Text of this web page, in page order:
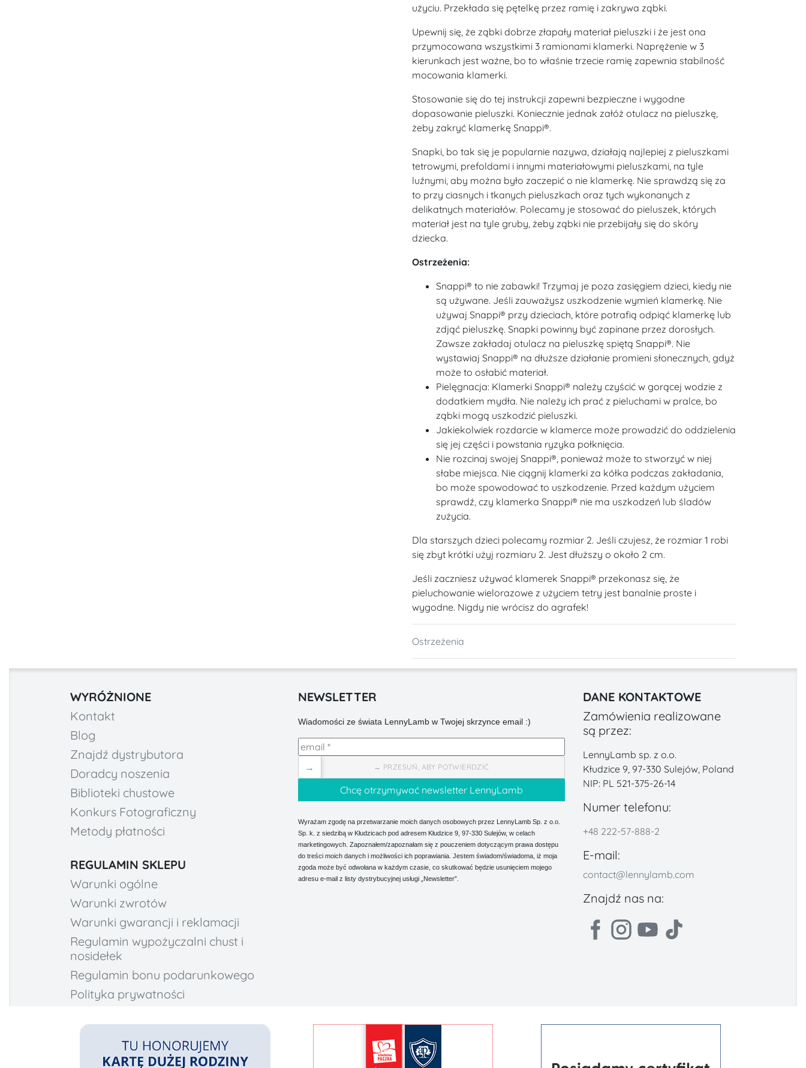
użyciu. Przekłada się pętelkę przez ramię i zakrywa ząbki.
Upewnij się, że ząbki dobrze złapały materiał pieluszki i że jest ona
przymocowana wszystkimi 3 ramionami klamerki. Naprężenie w 3
kierunkach jest ważne, bo to właśnie trzecie ramię zapewnia stabilność
mocowania klamerki.
Stosowanie się do tej instrukcji zapewni bezpieczne i wygodne
dopasowanie pieluszki. Koniecznie jednak załóż otulacz na pieluszkę,
żeby zakryć klamerkę Snappi®.
Snapki, bo tak się je popularnie nazywa, działają najlepiej z pieluszkami
tetrowymi, prefoldami i innymi materiałowymi pieluszkami, na tyle
luźnymi, aby można było zaczepić o nie klamerkę. Nie sprawdzą się za
to przy ciasnych i tkanych pieluszkach oraz tych wykonanych z
delikatnych materiałów. Polecamy je stosować do pieluszek, których
materiał jest na tyle gruby, żeby ząbki nie przebijały się do skóry
dziecka.
Ostrzeżenia:
Snappi® to nie zabawki! Trzymaj je poza zasięgiem dzieci, kiedy nie
są używane. Jeśli zauważysz uszkodzenie wymień klamerkę. Nie
używaj Snappi® przy dzieciach, które potrafią odpiąć klamerkę lub
zdjąć pieluszkę. Snapki powinny być zapinane przez dorosłych.
Zawsze zakładaj otulacz na pieluszkę spiętą Snappi®. Nie
wystawiaj Snappi® na dłuższe działanie promieni słonecznych, gdyż
może to osłabić materiał.
Pielęgnacja: Klamerki Snappi® należy czyścić w gorącej wodzie z
dodatkiem mydła. Nie należy ich prać z pieluchami w pralce, bo
ząbki mogą uszkodzić pieluszki.
Jakiekolwiek rozdarcie w klamerce może prowadzić do oddzielenia
się jej części i powstania ryzyka połknięcia.
Nie rozcinaj swojej Snappi®, ponieważ może to stworzyć w niej
słabe miejsca. Nie ciągnij klamerki za kółka podczas zakładania,
bo może spowodować to uszkodzenie. Przed każdym użyciem
sprawdź, czy klamerka Snappi® nie ma uszkodzeń lub śladów
zużycia.
Dla starszych dzieci polecamy rozmiar 2. Jeśli czujesz, że rozmiar 1 robi
się zbyt krótki użyj rozmiaru 2. Jest dłuższy o około 2 cm.
Jeśli zaczniesz używać klamerek Snappi® przekonasz się, że
pieluchowanie wielorazowe z użyciem tetry jest banalnie proste i
wygodne. Nigdy nie wrócisz do agrafek!
Ostrzeżenia
WYRÓŻNIONE
Kontakt
Blog
Znajdź dystrybutora
Doradcy noszenia
Biblioteki chustowe
Konkurs Fotograficzny
Metody płatności
REGULAMIN SKLEPU
Warunki ogólne
Warunki zwrotów
Warunki gwarancji i reklamacji
Regulamin wypożyczalni chust i
nosidełek
Regulamin bonu podarunkowego
Polityka prywatności
NEWSLETTER
Wiadomości ze świata LennyLamb w Twojej skrzynce email :)
→ PRZESUŃ, ABY POTWIERDZIĆ
→
Wyrażam zgodę na przetwarzanie moich danych osobowych przez LennyLamb Sp. z o.o.
Sp. k. z siedzibą w Kłudzicach pod adresem Kłudzice 9, 97-330 Sulejów, w celach
marketingowych. Zapoznałem/zapoznałam się z pouczeniem dotyczącym prawa dostępu
do treści moich danych i możliwości ich poprawiania. Jestem świadom/świadoma, iż moja
zgoda może być odwołana w każdym czasie, co skutkować będzie usunięciem mojego
adresu e-mail z listy dystrybucyjnej usługi „Newsletter”.
DANE KONTAKTOWE
Zamówienia realizowane
są przez:
LennyLamb sp. z o.o.
Kłudzice 9, 97-330 Sulejów, Poland
NIP: PL 521-375-26-14
Numer telefonu:
+48 222-57-888-2
E-mail:
contact@lennylamb.com
Znajdź nas na: